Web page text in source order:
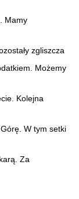
Mamy
zgliszcza
Możemy
Kolejna
W tym setki
Za